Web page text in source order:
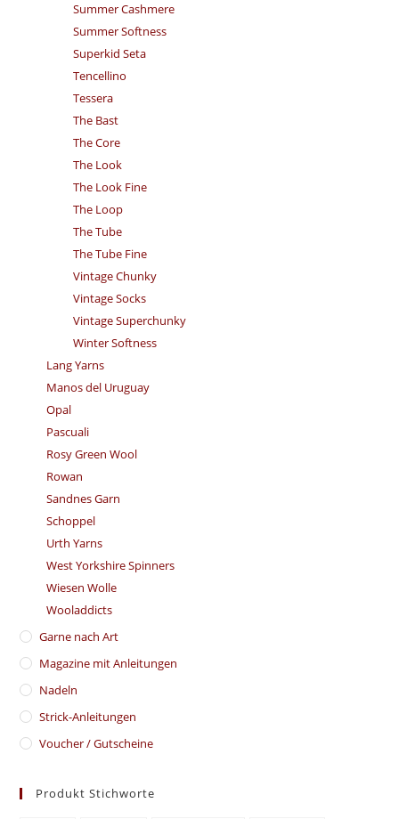
Summer Cashmere
Summer Softness
Superkid Seta
Tencellino
Tessera
The Bast
The Core
The Look
The Look Fine
The Loop
The Tube
The Tube Fine
Vintage Chunky
Vintage Socks
Vintage Superchunky
Winter Softness
Lang Yarns
Manos del Uruguay
Opal
Pascuali
Rosy Green Wool
Rowan
Sandnes Garn
Schoppel
Urth Yarns
West Yorkshire Spinners
Wiesen Wolle
Wooladdicts
Garne nach Art
Magazine mit Anleitungen
Nadeln
Strick-Anleitungen
Voucher / Gutscheine
Produkt Stichworte